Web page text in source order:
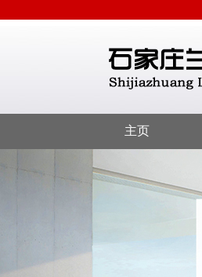
主页